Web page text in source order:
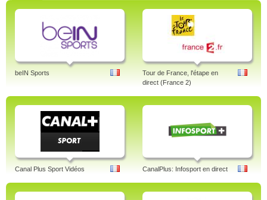
beIN Sports
Tour de France, l'étape en
direct (France 2)
Canal Plus Sport Vidéos CanalPlus: Infosport en direct